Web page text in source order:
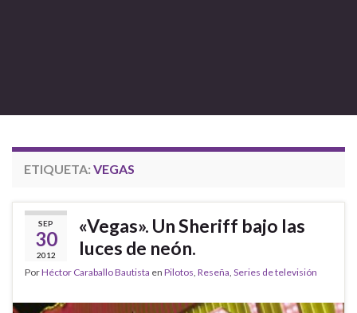
ETIQUETA: VEGAS
SEP
30
2012
«Vegas». Un Sheriff bajo las
luces de neón.
PorHéctor Caraballo Bautista en Pilotos Reseña Series de televisión